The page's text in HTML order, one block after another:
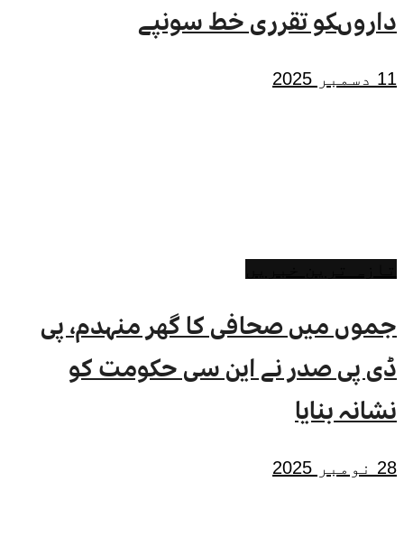
داروںکو تقرری خط سونپے
11 دسمبر 2025
جموں میں صحافی کا گھر منہدم، پی
ڈی پی صدر نے این سی حکومت کو
نشانہ بنایا
28 نومبر 2025